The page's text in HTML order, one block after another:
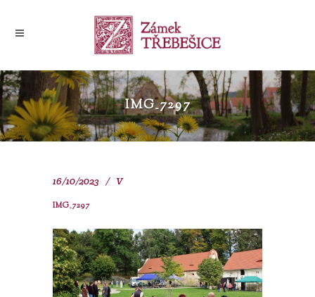
IMG_7297
16/10/2023 V
IMG_7297